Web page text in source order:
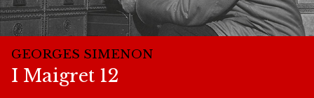
GEORGES SIMENON
I Maigret 12